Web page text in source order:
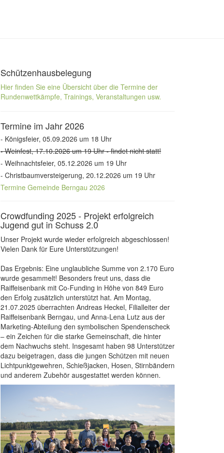
Schützenhausbelegung
Hier finden Sie eine Übersicht über die Termine der
Rundenwettkämpfe, Trainings, Veranstaltungen usw.
Termine im Jahr 2026
- Königsfeier, 05.09.2026 um 18 Uhr
- Weinfest, 17.10.2026 um 19 Uhr - findet nicht statt!
- Weihnachtsfeier, 05.12.2026 um 19 Uhr
- Christbaumversteigerung, 20.12.2026 um 19 Uhr
Termine Gemeinde Berngau 2026
Crowdfunding 2025 - Projekt erfolgreich
Jugend gut in Schuss 2.0
Unser Projekt wurde wieder erfolgreich abgeschlossen!
Vielen Dank für Eure Unterstützungen!
Das Ergebnis: Eine unglaubliche Summe von 2.170 Euro
wurde gesammelt! Besonders freut uns, dass die
Raiffeisenbank mit Co-Funding in Höhe von 849 Euro
den Erfolg zusätzlich unterstützt hat. Am Montag,
21.07.2025 überrachten Andreas Heckel, Filialleiter der
Raiffeisenbank Berngau, und Anna-Lena Lutz aus der
Marketing-Abteilung den symbolischen Spendenscheck
– ein Zeichen für die starke Gemeinschaft, die hinter
dem Nachwuchs steht. Insgesamt haben 98 Unterstützer
dazu beigetragen, dass die jungen Schützen mit neuen
Lichtpunktgewehren, Schießjacken, Hosen, Stirnbändern
und anderem Zubehör ausgestattet werden können.